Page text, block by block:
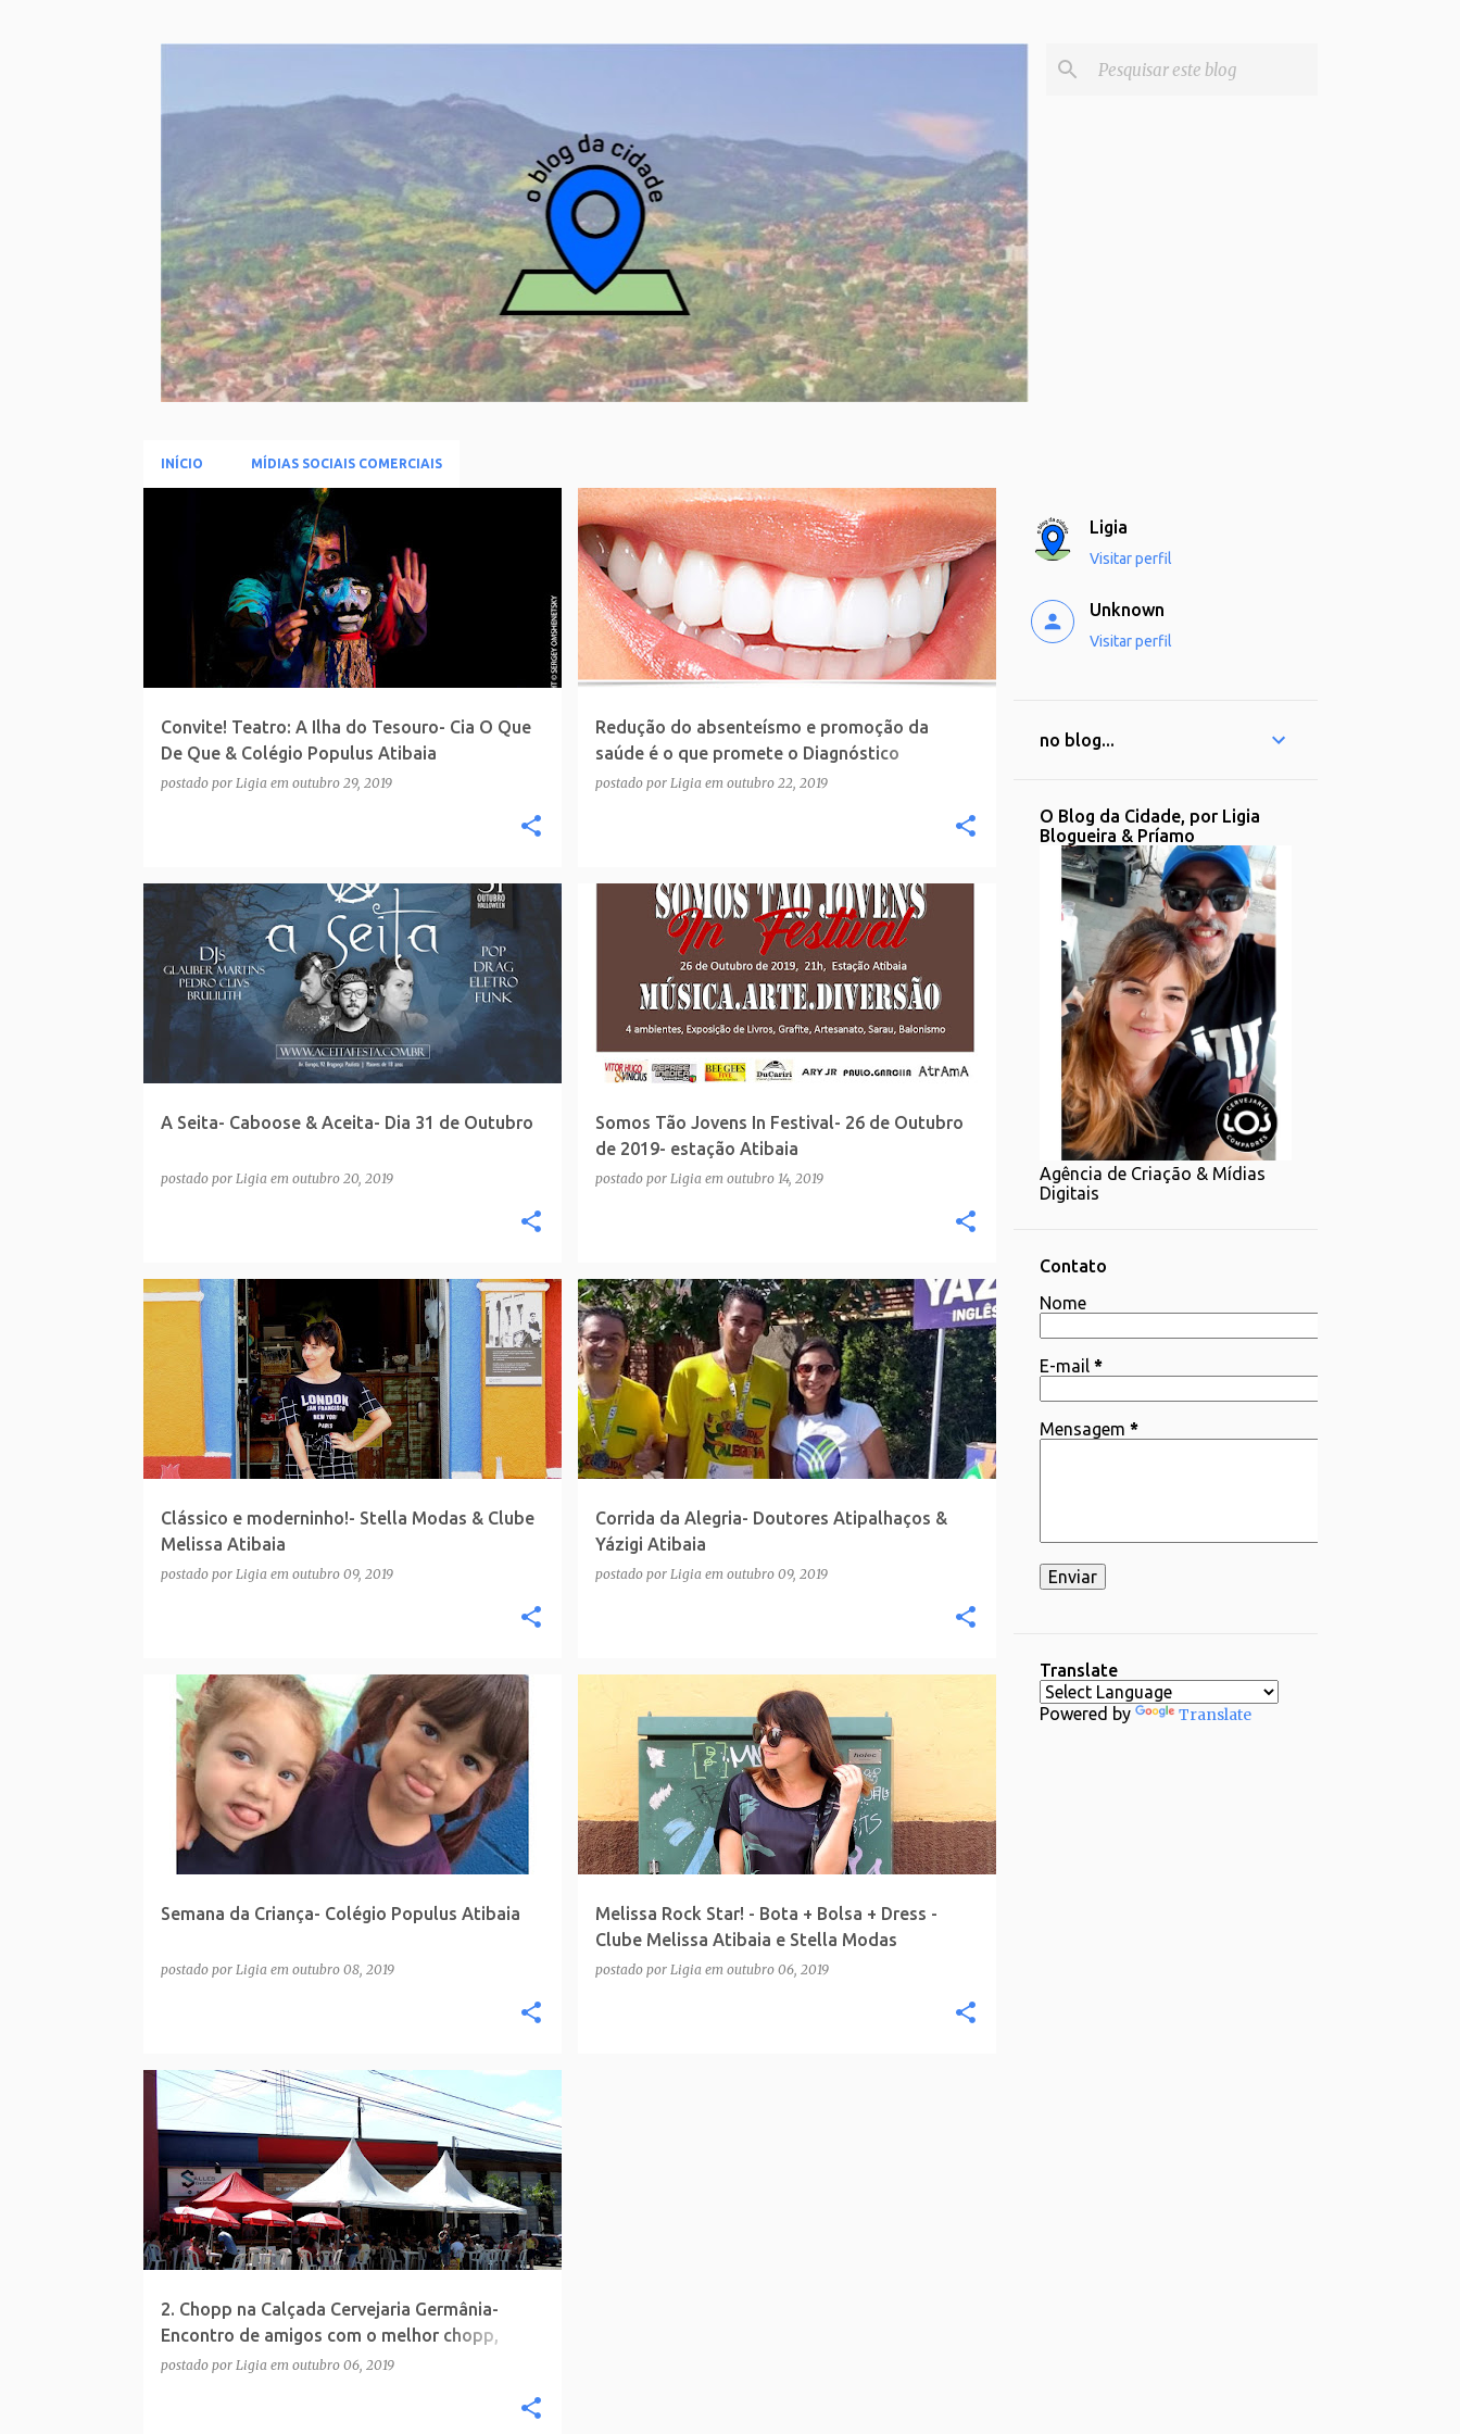
INÍCIO MÍDIAS SOCIAIS COMERCIAIS
Convite! Teatro: A Ilha do Tesouro- Cia O Que
De Que & Colégio Populus Atibaia
postado por Ligia em outubro 29, 2019
Redução do absenteísmo e promoção da
saúde é o que promete o Diagnóstico
Preventivo Digital do Centro Integrado Atibaia
postado por Ligia em outubro 22, 2019
A Seita- Caboose & Aceita- Dia 31 de Outubro
postado por Ligia em outubro 20, 2019
Somos Tão Jovens In Festival- 26 de Outubro
de 2019- estação Atibaia
postado por Ligia em outubro 14, 2019
Clássico e moderninho!- Stella Modas & Clube
Melissa Atibaia
postado por Ligia em outubro 09, 2019
Corrida da Alegria- Doutores Atipalhaços &
Yázigi Atibaia
postado por Ligia em outubro 09, 2019
Semana da Criança- Colégio Populus Atibaia
postado por Ligia em outubro 08, 2019
Melissa Rock Star! - Bota + Bolsa + Dress -
Clube Melissa Atibaia e Stella Modas
postado por Ligia em outubro 06, 2019
2. Chopp na Calçada Cervejaria Germânia-
Encontro de amigos com o melhor chopp,
gastronomia e boa música!
postado por Ligia em outubro 06, 2019
Ligia
Visitar perfil
Unknown
Visitar perfil
no blog...
O Blog da Cidade, por Ligia
Blogueira & Príamo
Agência de Criação & Mídias
Digitais
Contato
Nome
E-mail *
Mensagem *
Translate
Powered by Translate